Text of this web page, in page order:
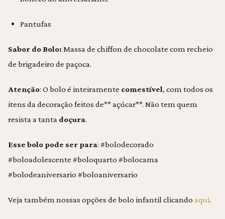
Pantufas
Sabor do Bolo: Massa de chiffon de chocolate com recheio
de brigadeiro de paçoca.
Atenção: O bolo é inteiramente comestível, com todos os
itens da decoração feitos de** açúcar**. Não tem quem
resista a tanta doçura.
Esse bolo pode ser para: #bolodecorado
#boloadolescente #boloquarto #bolocama
#bolodeaniversario #boloaniversario
Veja também nossas opções de bolo infantil clicando aqui.